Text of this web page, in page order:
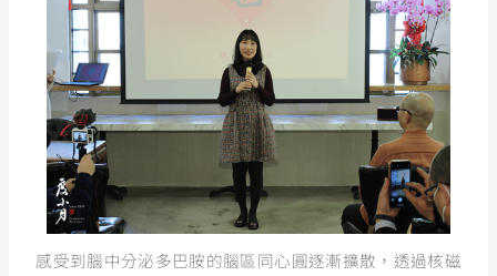
感受到腦中分泌多巴胺的腦區同心圓逐漸擴散，透過核磁